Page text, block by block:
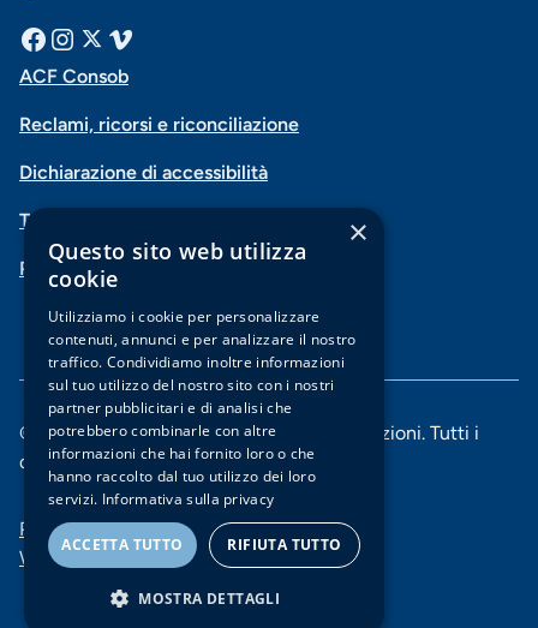
Menu
social
Facebook
InstagramVimeo
Menu
navigazione
piè
di
pagina
ACF Consob
Reclami, ricorsi e riconciliazione
Dichiarazione di accessibilità
Trasparenza
PSD2-Open Banking
© 2025 Banca di Piacenza soc. coop. per azioni. Tutti i
diritti riservati.
Menu
di
navigazione
Privacy e Cookie policy
Whistleblowing
×
Questo sito web utilizza
cookie
Utilizziamo i cookie per personalizzare
contenuti, annunci e per analizzare il nostro
traffico. Condividiamo inoltre informazioni
sul tuo utilizzo del nostro sito con i nostri
partner pubblicitari e di analisi che
potrebbero combinarle con altre
informazioni che hai fornito loro o che
hanno raccolto dal tuo utilizzo dei loro
servizi. Informativa sulla privacy
ACCETTA TUTTO RIFIUTA TUTTO
MOSTRA DETTAGLI